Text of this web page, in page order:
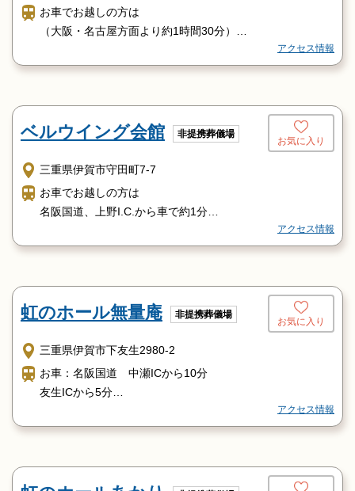
お車でお越しの方は
（大阪・名古屋方面より約1時間30分）
大阪方面より：西名阪名阪国道へ、友生I.C.より約3分
名古屋方面より：東名阪名阪国道へ、友生I.C.より約3分
近鉄大阪線 伊賀神戸駅より伊賀鉄道 上野市駅へ。JR関西
線 伊賀上野駅より伊賀道 上野市駅へ。
上野市駅よりタクシーで約10分。
路線バス（「汁付行」他）乗車約20分、「文化会館口」下
（路線バスは午前8時午後7時の間、1時間に12便）
アクセス情報
ベルウイング会館 非提携葬儀場
お気に入り
三重県伊賀市守田町7-7
お車でお越しの方は
名阪国道、上野I.C.から車で約1分
上野市駅からタクシーで約10分
アクセス情報
虹のホール無量庵 非提携葬儀場
お気に入り
三重県伊賀市下友生2980-2
お車：名阪国道 中瀬ICから10分
友生ICから5分
アクセス情報